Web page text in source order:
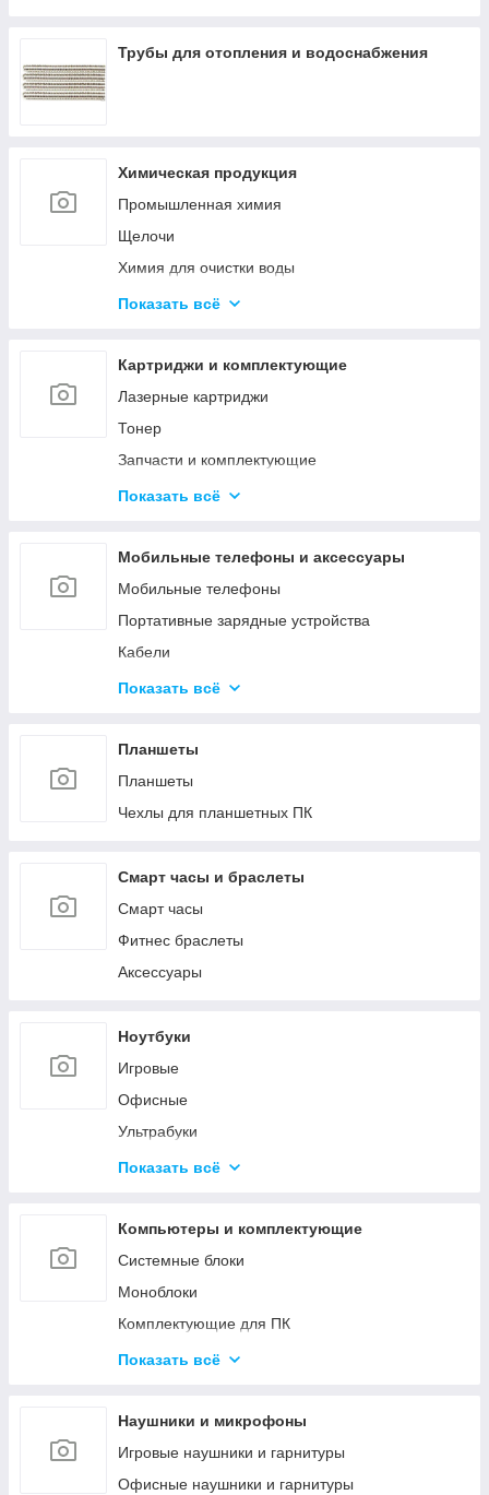
Низковольтное оборудование
Трубы для отопления и водоснабжения
Химическая продукция
Промышленная химия
Щелочи
Химия для очистки воды
Материалы для бурения и эксплуатации
Гипохлориты
Материалы для производства газобетона и
пенобетона
Ёмкости
Показать всё
Картриджи и комплектующие
Лазерные картриджи
Тонер
Запчасти и комплектующие
Средства для обслуживания КМА
Показать всё
Мобильные телефоны и аксессуары
Мобильные телефоны
Портативные зарядные устройства
Кабели
Зарядные устройства
Чехлы
Прочее
Показать всё
Планшеты
Планшеты
Чехлы для планшетных ПК
Смарт часы и браслеты
Смарт часы
Фитнес браслеты
Аксессуары
Ноутбуки
Игровые
Офисные
Ультрабуки
Для дизайна и творчества
Аксессуары для ноутбуков
Показать всё
Компьютеры и комплектующие
Системные блоки
Моноблоки
Комплектующие для ПК
Программное обеспечение
Вентиляторы охлаждения
Мониторы и аксессуары
Аксессуары для ПК
Показать всё
Наушники и микрофоны
Игровые наушники и гарнитуры
Офисные наушники и гарнитуры